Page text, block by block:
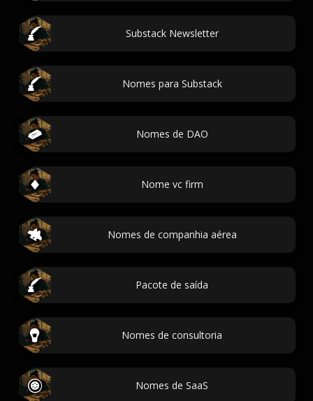
Substack Newsletter
Nomes para Substack
Nomes de DAO
Nome vc firm
Nomes de companhia aérea
Pacote de saída
Nomes de consultoria
Nomes de SaaS